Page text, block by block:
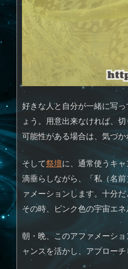
好きな人と自分が一緒に写
ょう。用意出来なければ、
可能性がある場合は、気づか
そして祭壇に、通常使うキ
滴垂らしながら、「私（名
ァメーションします。十分
その時、ピンク色の宇宙エ
朝・晩、このアファメーシ
ャンスを活かし、アプローチ